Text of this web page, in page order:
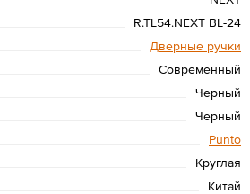
R.TL54.NEXT BL-24
Дверные ручки
Современный
Черный
Черный
Punto
Круглая
Китай